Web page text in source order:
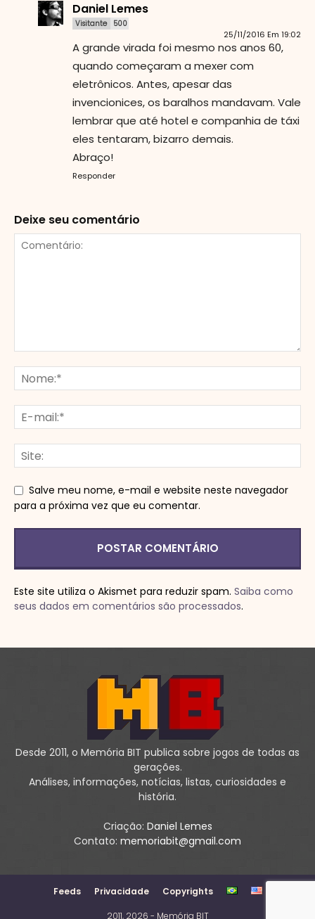
Daniel Lemes
Visitante 500
25/11/2016 Em 19:02
A grande virada foi mesmo nos anos 60,
quando começaram a mexer com
eletrônicos. Antes, apesar das
invencionices, os baralhos mandavam. Vale
lembrar que até hotel e companhia de táxi
eles tentaram, bizarro demais.
Abraço!
Responder
Deixe seu comentário
Salve meu nome, e-mail e website neste navegador
para a próxima vez que eu comentar.
Este site utiliza o Akismet para reduzir spam. Saiba como
seus dados em comentários são processados.
Desde 2011, o Memória BIT publica sobre jogos de todas as
gerações.
Análises, informações, notícias, listas, curiosidades e
história.
Criação: Daniel Lemes
Contato: memoriabit@gmail.com
Feeds Privacidade Copyrights
2011, 2026 - Memória BIT